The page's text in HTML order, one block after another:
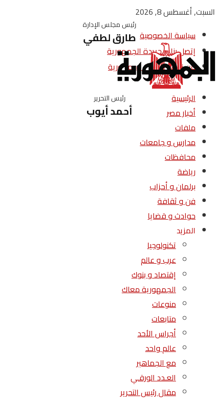
السبت, أغسطس 8, 2026
سياسة الخصوصية
إتصل بنا – جريدة الجمهورية
من نحن – جريدة الجمهورية
رئيس مجلس الإدارة
طارق لطفي
رئيس التحرير
أحمد أيوب
الرئيسية
أخبار مصر
ملفات
مدارس و جامعات
محافظات
رياضة
برلمان و أحزاب
فن و ثقافة
حوادث و قضايا
المزيد
تكنولوجيا
عرب و عالم
إقتصاد و بنوك
الجمهورية معاك
منوعات
متابعات
أجراس الأحد
عالم واحد
مع الجماهير
العـدد الورقـي
مقال رئيس التحرير